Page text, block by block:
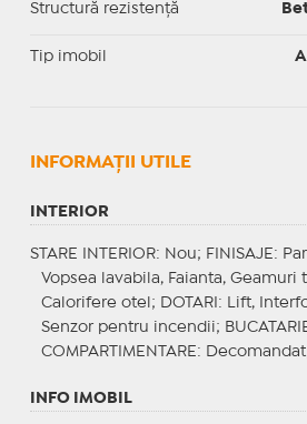
Structură rezistență
Tip imobil
INFORMAŢII UTILE
INTERIOR
STARE INTERIOR: Nou; FINISAJE :
Vopsea lavabila, Faianta, Geamuri
Calorifere otel;
DOTARI : Lift,
Senzor pentru incendii;
COMPARTIMENTARE :
INFO IMOBIL